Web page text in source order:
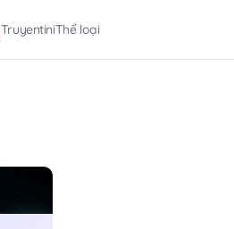
TruyentiniThể loại